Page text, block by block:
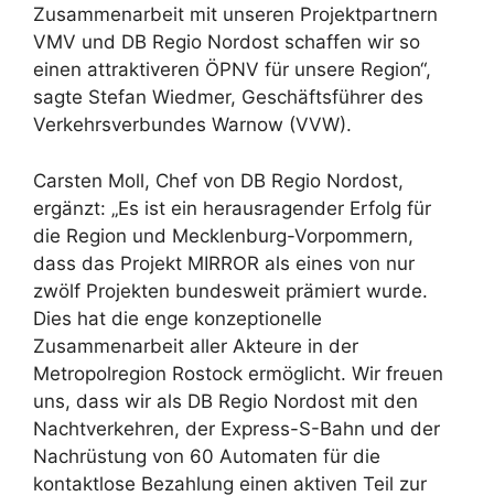
Zusammenarbeit mit unseren Projektpartnern
VMV und DB Regio Nordost schaffen wir so
einen attraktiveren ÖPNV für unsere Region“,
sagte Stefan Wiedmer, Geschäftsführer des
Verkehrsverbundes Warnow (VVW).
Carsten Moll, Chef von DB Regio Nordost,
ergänzt: „Es ist ein herausragender Erfolg für
die Region und Mecklenburg-Vorpommern,
dass das Projekt MIRROR als eines von nur
zwölf Projekten bundesweit prämiert wurde.
Dies hat die enge konzeptionelle
Zusammenarbeit aller Akteure in der
Metropolregion Rostock ermöglicht. Wir freuen
uns, dass wir als DB Regio Nordost mit den
Nachtverkehren, der Express-S-Bahn und der
Nachrüstung von 60 Automaten für die
kontaktlose Bezahlung einen aktiven Teil zur